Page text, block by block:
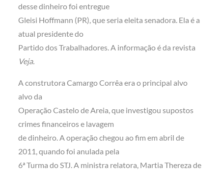
desse dinheiro foi entregue
Gleisi Hoffmann (PR), que seria eleita senadora. Ela é a
atual presidente do
Partido dos Trabalhadores. A informação é da revista
Veja.
A construtora Camargo Corrêa era o principal alvo
alvo da
Operação Castelo de Areia, que investigou supostos
crimes financeiros e lavagem
de dinheiro. A operação chegou ao fim em abril de
2011, quando foi anulada pela
6ª Turma do STJ. A ministra relatora, Martia Thereza de